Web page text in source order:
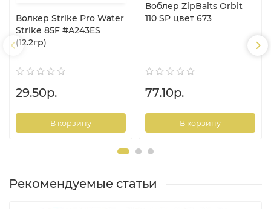
Волкер Strike Pro Water
Strike 85F #A243ES
(12.2гр)
29.50р.
В корзину
Воблер ZipBaits Orbit
110 SP цвет 673
77.10р.
В корзину
Рекомендуемые статьи